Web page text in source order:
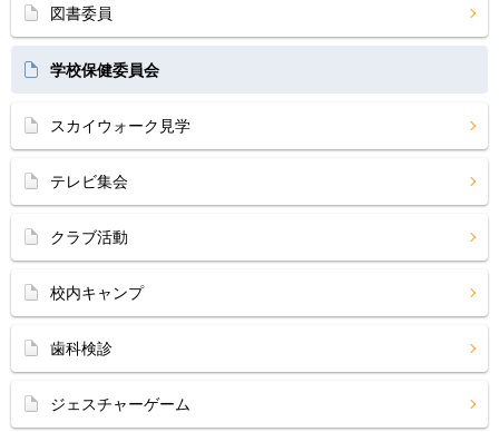
図書委員
学校保健委員会
スカイウォーク見学
テレビ集会
クラブ活動
校内キャンプ
歯科検診
ジェスチャーゲーム